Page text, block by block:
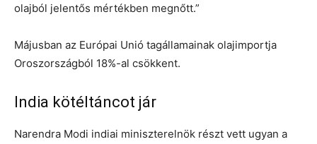
olajból jelentős mértékben megnőtt.”
Májusban az Európai Unió tagállamainak olajimportja
Oroszországból 18%-al csökkent.
India kötéltáncot jár
Narendra Modi indiai miniszterelnök részt vett ugyan a